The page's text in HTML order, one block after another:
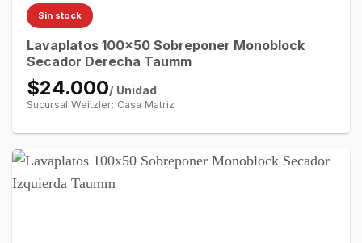
Sin stock
Lavaplatos 100×50 Sobreponer Monoblock
Secador Derecha Taumm
$24.000/ Unidad
Sucursal Weitzler: Casa Matriz